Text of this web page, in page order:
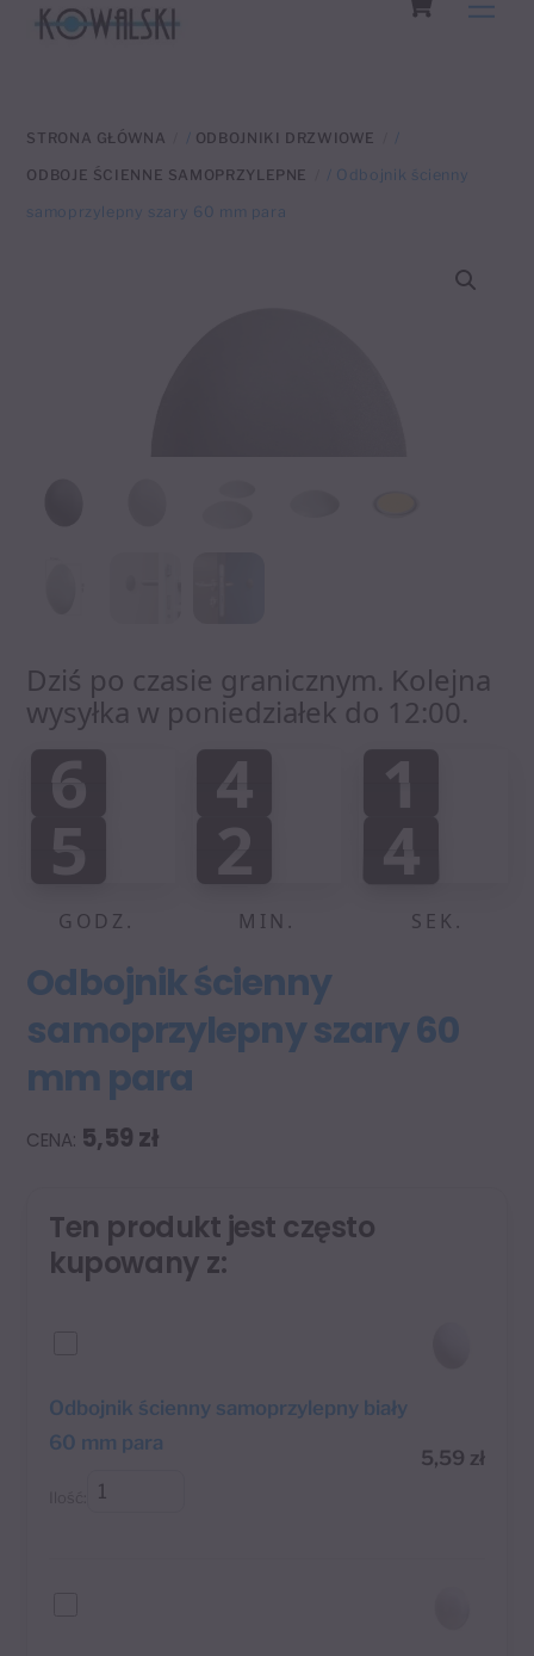
STRONA GŁÓWNA / ODBOJNIKI DRZWIOWE /
ODBOJE ŚCIENNE SAMOPRZYLEPNE / Odbojnik ścienny
samoprzylepny szary 60 mm para
Dziś po czasie granicznym. Kolejna
wysyłka w poniedziałek do 12:00.
6
0
6
5
5
5
5
4
0
4
2
2
2
2
1
0
1
4
5
4
GODZ. MIN. SEK.
Odbojnik ścienny
samoprzylepny szary 60
mm para
5,59 zł
Ten produkt jest często
kupowany z:
Odbojnik ścienny samoprzylepny biały
60 mm para
5,59 zł